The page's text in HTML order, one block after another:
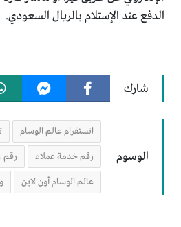
الدفع عند الإستلام بالريال السعودي.
شارك
الوسوم
انستقرام عالم الوسام
رقم خدمة عملاء رقم
عالم الوسام أون لاين